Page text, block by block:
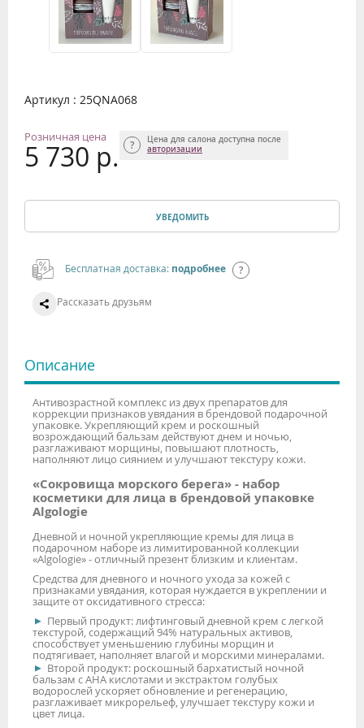
Артикул : 25QNA068
Розничная цена
5 730 р.
Цена для салона доступна после
авторизации
УВЕДОМИТЬ
Бесплатная доставка: подробнее
Рассказать друзьям
Описание
Антивозрастной комплекс из двух препаратов для
коррекции признаков увядания в брендовой подарочной
упаковке. Укрепляющий крем и роскошный
возрождающий бальзам действуют днем и ночью,
разглаживают морщины, повышают плотность,
наполняют лицо сиянием и улучшают текстуру кожи.
«Сокровища морского берега» - набор
косметики для лица в брендовой упаковке
Algologie
Дневной и ночной укрепляющие кремы для лица в
подарочном наборе из лимитированной коллекции
«Algologie» - отличный презент близким и клиентам.
Средства для дневного и ночного ухода за кожей с
признаками увядания, которая нуждается в укреплении и
защите от оксидативного стресса:
Первый продукт: лифтинговый дневной крем с легкой
текстурой, содержащий 94% натуральных активов,
способствует уменьшению глубины морщин и
подтягивает, наполняет влагой и морскими минералами.
Второй продукт: роскошный бархатистый ночной
бальзам с АНА кислотами и экстрактом голубых
водорослей ускоряет обновление и регенерацию,
разглаживает микрорельеф, улучшает текстуру кожи и
цвет лица.